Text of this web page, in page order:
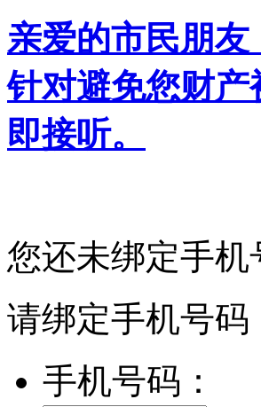
亲爱的市民朋友
针对避免您财
即接听。
您还未绑定手机
请绑定手机号
手机号码：